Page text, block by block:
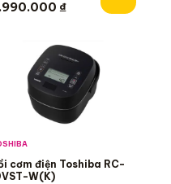
₫
cơm điện Toshiba RC-
W(K)